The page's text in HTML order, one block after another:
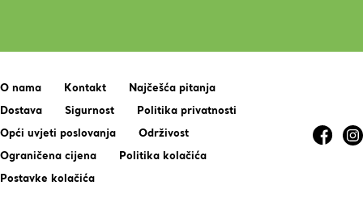
O nama Kontakt
Najčešća pitanja
Dostava
Sigurnost
Politika privatnosti
Opći uvjeti poslovanja
Održivost
Ograničena cijena
Politika kolačića
Postavke kolačića